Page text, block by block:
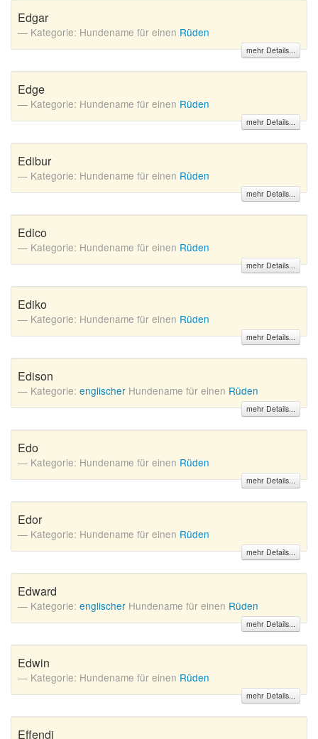
Edgar
Kategorie: Hundename für einen Rüden
mehr Details...
Edge
Kategorie: Hundename für einen Rüden
mehr Details...
Edibur
Kategorie: Hundename für einen Rüden
mehr Details...
Edico
Kategorie: Hundename für einen Rüden
mehr Details...
Ediko
Kategorie: Hundename für einen Rüden
mehr Details...
Edison
Kategorie: englischer Hundename für einen Rüden
mehr Details...
Edo
Kategorie: Hundename für einen Rüden
mehr Details...
Edor
Kategorie: Hundename für einen Rüden
mehr Details...
Edward
Kategorie: englischer Hundename für einen Rüden
mehr Details...
Edwin
Kategorie: Hundename für einen Rüden
mehr Details...
Effendi